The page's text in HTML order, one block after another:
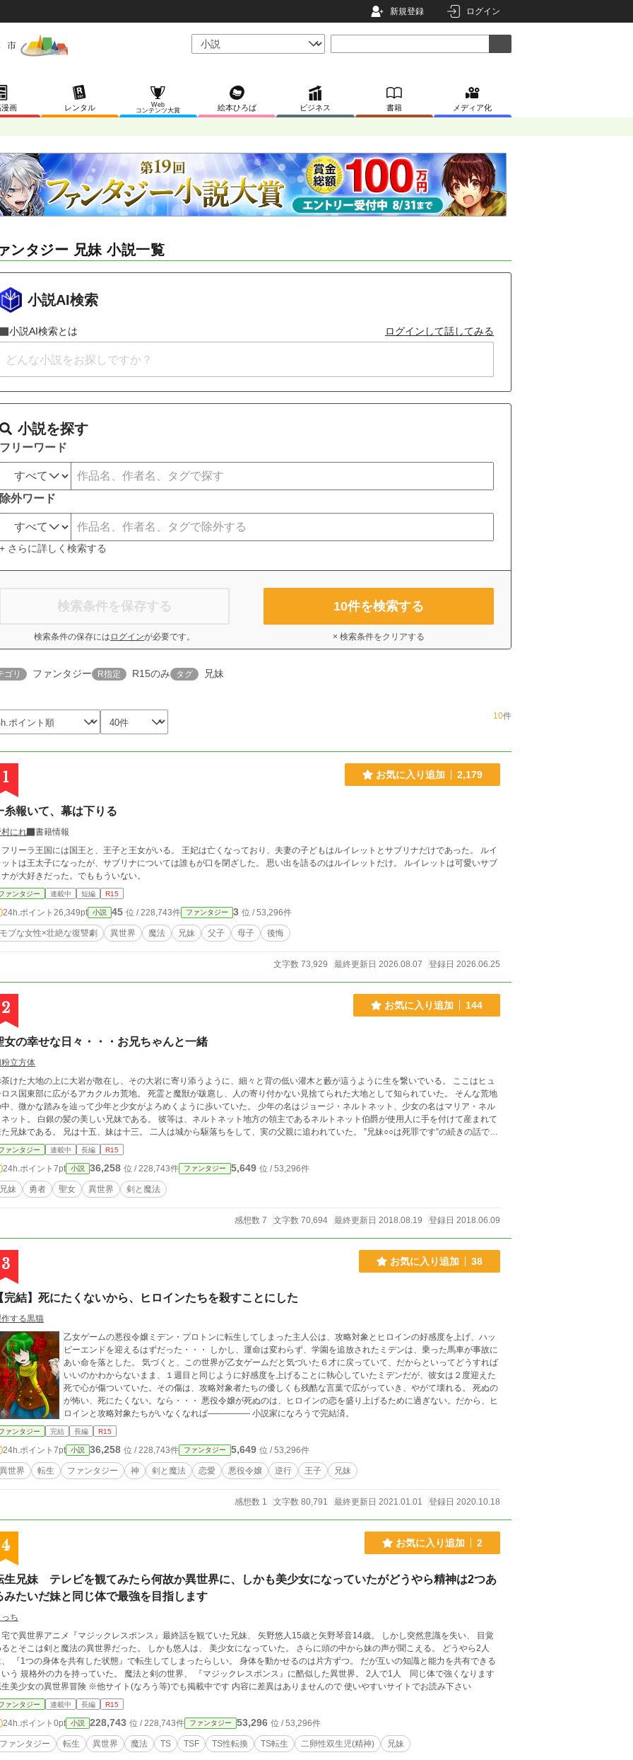
新規登録 ログイン
画 レンタル
Web
コンテンツ大賞
絵本ひろば ビジネス 書籍 メディア化
ンタジー 兄妹 小説一覧
小説AI検索
小説AI検索とは ログインして話してみる
小説を探す
フリーワード
除外ワード
+ さらに詳しく検索する
検索条件を保存する
検索条件の保存には ログインが必要です。
10件を検索する
× 検索条件をクリアする
ゴリ ファンタジー R指定 R15のみ タグ 兄妹
10件
1 お気に入り追加 2,179
糸報いて、幕は下りる
にれ
書籍情報
ーラ王国には国王と、王子と王女がいる。 王妃は亡くなっており、夫妻の子どもはルイレットとサブリナだけであった。 ルイ
トは王太子になったが、サブリナについては誰もが口を閉ざした。 思い出を語るのはルイレットだけ。 ルイレットは可愛いサブ
が大好きだった。でももういない。
ァンタジー 連載中 短編 R15
24h.ポイント 26,349pt 小説 45 位 / 228,743件 ファンタジー 3 位 / 53,296件
モブな女性×壮絶な復讐劇 異世界 魔法 兄妹 父子 母子 後悔
文字数 73,929 最終更新日 2026.08.07 登録日 2026.06.25
2 お気に入り追加 144
女の幸せな日々・・・お兄ちゃんと一緒
立方体
けた大地の上に大岩が散在し、その大岩に寄り添うように、細々と背の低い灌木と藪が這うように生を繋いでいる。 ここはヒュ
ス国東部に広がるアカクルカ荒地。 死霊と魔獣が跋扈し、人の寄り付かない見捨てられた大地として知られていた。 そんな荒地
、微かな踏みを辿って少年と少女がよろめくように歩いていた。 少年の名はジョージ・ネルトネット、少女の名はマリア・ネル
。 白銀の髪の美しい兄妹である。 彼等は、ネルトネット地方の領主であるネルトネット伯爵が使用人に手を付けて産まれて
兄妹である。 兄は十五、妹は十三。 二人は城から駆落ちをして、実の父親に追われていた。 ”兄妹○○は死罪です”の続きの話で
ァンタジー 連載中 長編 R15
24h.ポイント 7pt 小説 36,258 位 / 228,743件 ファンタジー 5,649 位 / 53,296件
兄妹 勇者 聖女 異世界 剣と魔法
感想数 7 文字数 70,694 最終更新日 2018.08.19 登録日 2018.06.09
3 お気に入り追加 38
完結】死にたくないから、ヒロインたちを殺すことにした
する黒猫
乙女ゲームの悪役令嬢ミデン・プロトンに転生してしまった主人公は、攻略対象とヒロインの好感度を上げ、ハッ
ピーエンドを迎えるはずだった・・・ しかし、運命は変わらず、学園を追放されたミデンは、乗った馬車が事故に
あい命を落とした。 気づくと、この世界が乙女ゲームだと気づいた６才に戻っていて、だからといってどうすれば
いいのかわからないまま、１週目と同じように好感度を上げることに執心していたミデンだが、彼女は２度迎えた
死で心が傷ついていた。その傷は、攻略対象者たちの優しくも残酷な言葉で広がっていき、やがて壊れる。 死ぬの
が怖い、死にたくない。なら・・・ 悪役令嬢が死ぬのは、ヒロインの恋を盛り上げるために過ぎない。だから、ヒ
ロインと攻略対象たちがいなくなれば――――― 小説家になろうで完結済。
ァンタジー 完結 長編 R15
24h.ポイント 7pt 小説 36,258 位 / 228,743件 ファンタジー 5,649 位 / 53,296件
異世界 転生 ファンタジー 神 剣と魔法 恋愛 悪役令嬢 逆行 王子 兄妹
感想数 1 文字数 80,791 最終更新日 2021.01.01 登録日 2020.10.18
4 お気に入り追加 2
生兄妹 テレビを観てみたら何故か異世界に、しかも美少女になっていたがどうやら精神は2つあ
みたいだ妹と同じ体で最強を目指します
ち
で異世界アニメ『マジックレスポンス』最終話を観ていた兄妹、 矢野悠人15歳と矢野琴音14歳。 しかし突然意識を失い、 目覚
こは剣と魔法の異世界だった。 しかも悠人は、 美少女になっていた。 さらに頭の中から妹の声が聞こえる。 どうやら2人
『1つの身体を共有した状態』で転生してしまったらしい。 身体を動かせるのは片方ずつ。 だが互いの知識と能力を共有できる
格外の力を持っていた。 魔法と剣の世界、 『マジックレスポンス』に酷似した異世界。 2人で1人 同じ体で強くなります
転生美少女の異世界冒険 ※他サイト(なろう等)でも掲載中です 内容に差異はありませんので 使いやすいサイトでお読み下さい
ァンタジー 連載中 長編 R15
24h.ポイント 0pt 小説 228,743 位 / 228,743件 ファンタジー 53,296 位 / 53,296件
ファンタジー 転生 異世界 魔法 TS TSF TS性転換 TS転生 二卵性双生児(精神) 兄妹